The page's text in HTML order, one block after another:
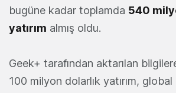
bugüne kadar toplamda 540
yatırım almış oldu.
Geek+ tarafından aktarılan
100 milyon dolarlık yatırım,